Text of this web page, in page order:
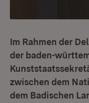
Im Rahmen der
der baden-
zwischen dem
dem Badischen